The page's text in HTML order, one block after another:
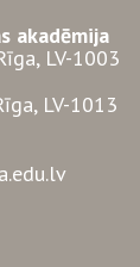
akadēmija
LV-1003
LV-1013